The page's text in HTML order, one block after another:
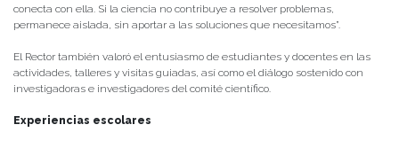
conecta con ella. Si la ciencia no contribuye a resolver problemas,
permanece aislada, sin aportar a las soluciones que necesitamos”.
El Rector también valoró el entusiasmo de estudiantes y docentes en las
actividades, talleres y visitas guiadas, así como el diálogo sostenido con
investigadoras e investigadores del comité científico.
Experiencias escolares